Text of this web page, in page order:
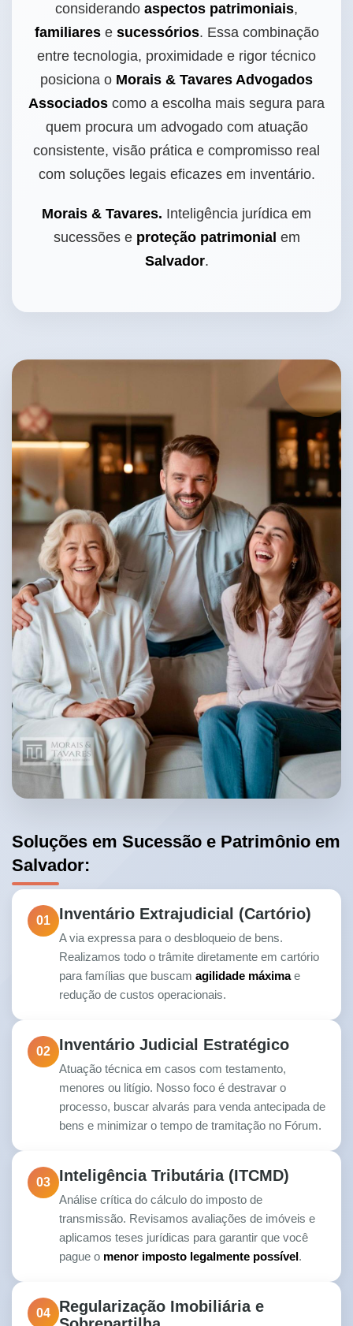
considerando aspectos patrimoniais,
familiarese sucessórios. Essa combinação
entre tecnologia, proximidade e rigor técnico
posiciona o Morais & Tavares Advogados
Associados como a escolha mais segura para
quem procura um advogado com atuação
consistente, visão prática e compromisso real
com soluções legais eficazes em inventário.
Morais & Tavares. Inteligência jurídica em
sucessões e proteção patrimonial em
Salvador.
Soluções em Sucessão e Patrimônio em
Salvador:
01 Inventário Extrajudicial (Cartório)
A via expressa para o desbloqueio de bens.
Realizamos todo o trâmite diretamente em cartório
para famílias que buscam agilidade máximae
redução de custos operacionais.
02 Inventário Judicial Estratégico
Atuação técnica em casos com testamento,
menores ou litígio. Nosso foco é destravar o
processo, buscar alvarás para venda antecipada de
bens e minimizar o tempo de tramitação no Fórum.
03 Inteligência Tributária (ITCMD)
Análise crítica do cálculo do imposto de
transmissão. Revisamos avaliações de imóveis e
aplicamos teses jurídicas para garantir que você
pague o menor imposto legalmente possível.
04
Regularização Imobiliária e